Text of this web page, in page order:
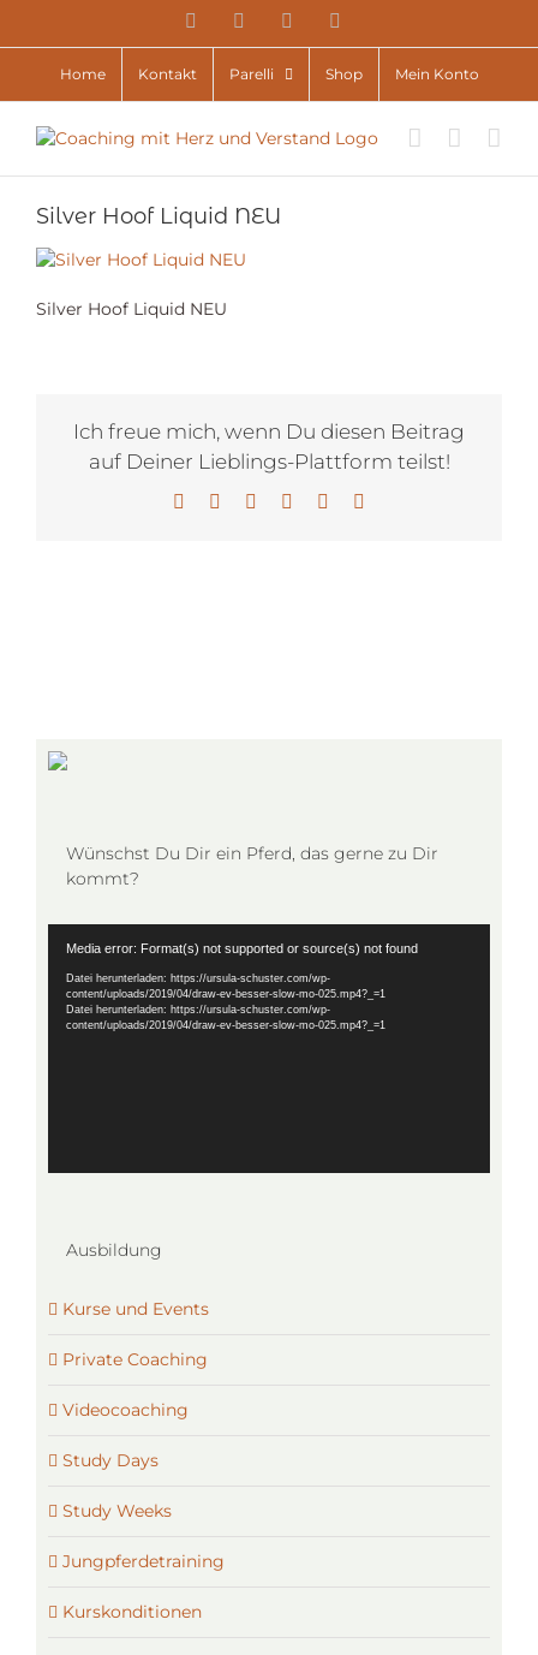
YouTubeFacebookInstagram
Home Kontakt Parelli Shop Mein Konto
Silver Hoof Liquid NEU
Silver Hoof Liquid NEU
Ich freue mich, wenn Du diesen Beitrag
auf Deiner Lieblings-Plattform teilst!
Facebook LinkedInWhatsApp
Pinterest
Wünschst Du Dir ein Pferd, das gerne zu Dir
kommt?
Media error: Format(s) not supported or source(s) not found
Datei herunterladen: https://ursula-schuster.com/wp-
content/uploads/2019/04/draw-ev-besser-slow-mo-025.mp4?_=1
Datei herunterladen: https://ursula-schuster.com/wp-
content/uploads/2019/04/draw-ev-besser-slow-mo-025.mp4?_=1
Ausbildung
Kurse und Events
Private Coaching
Videocoaching
Study Days
Study Weeks
Jungpferdetraining
Kurskonditionen